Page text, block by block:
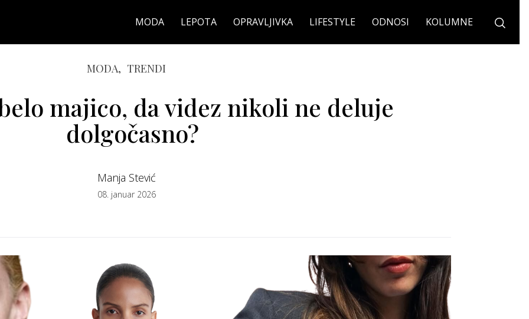
MODA LEPOTA OPRAVLJIVKA LIFESTYLE ODNOSI KOLUMNE
MODA, TRENDI
majico, da videz nikoli ne deluje
dolgočasno?
Manja Stević
08. januar 2026